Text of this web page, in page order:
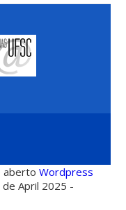
abertoWordpress
April 2025 -